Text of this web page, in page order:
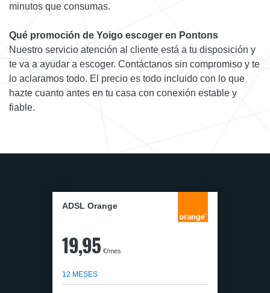
minutos que consumas.
Qué promoción de Yoigo escoger en Pontons
Nuestro servicio atención al cliente está a tu disposición y
te va a ayudar a escoger. Contáctanos sin compromiso y te
lo aclaramos todo. El precio es todo incluido con lo que
hazte cuanto antes en tu casa con conexión estable y
fiable.
ADSL Orange
19,95 €/mes
12 MESES